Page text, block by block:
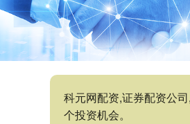
科元网配资,证券配资公
个投资机会。